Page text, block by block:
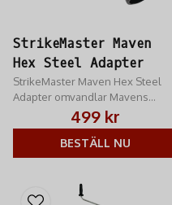
StrikeMaster Maven
Hex Steel Adapter
StrikeMaster Maven Hex Steel
Adapter omvandlar Mavens
hexagonanslutning till rund profil
i 22 mm
499 kr
BESTÄLL NU